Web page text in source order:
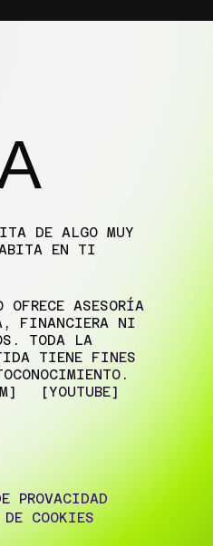
DE ALGO MUY
EN TI
[YOUTUBE]
ASESORÍA
FINANCIERA NI
TODA LA
TIENE FINES
PROVACIDAD
COOKIES